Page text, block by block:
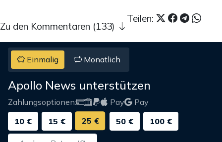
Teilen:
Zu den Kommentaren (133)
Einmalig Monatlich
Apollo News unterstützen
Zahlungsoptionen: Pay
Pay
10 €
15 € 25 € 50 € 100 €